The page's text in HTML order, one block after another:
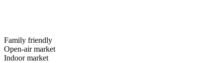
Family friendly
Open-air market
Indoor market